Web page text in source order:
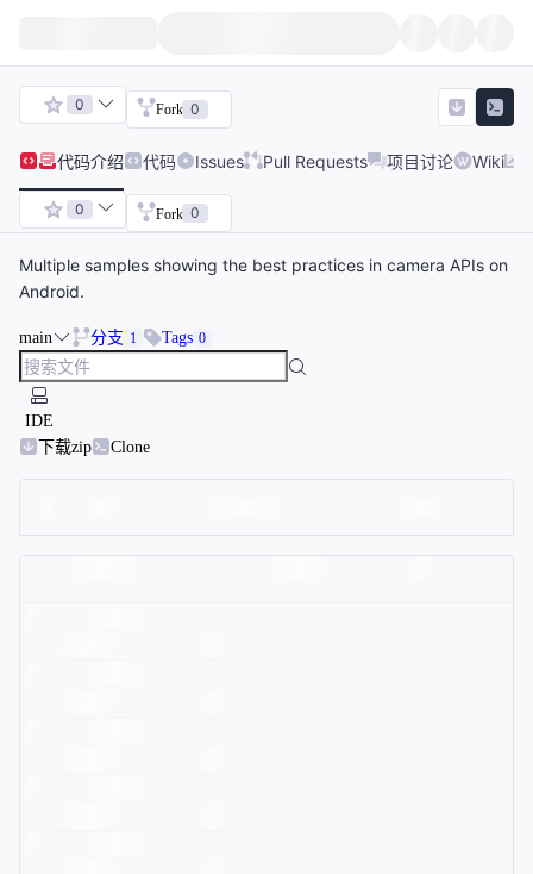
0 Fork 0
代码介绍 代码 Issues Pull Requests 项目讨论 Wiki
0 Fork 0
Multiple samples showing the best practices in camera APIs on
Android.
main 分支 1 Tags 0
IDE
下载zip
Clone